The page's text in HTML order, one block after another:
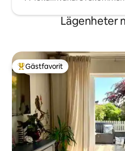
Lägenheter
Populär gästfavorit
Gästfavorit